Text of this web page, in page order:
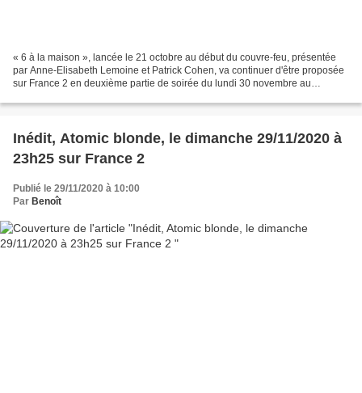
« 6 à la maison », lancée le 21 octobre au début du couvre-feu, présentée
par Anne-Elisabeth Lemoine et Patrick Cohen, va continuer d'être proposée
sur France 2 en deuxième partie de soirée du lundi 30 novembre au
Inédit, Atomic blonde, le dimanche 29/11/2020 à
23h25 sur France 2
Publié le 29/11/2020 à 10:00
Par Benoît